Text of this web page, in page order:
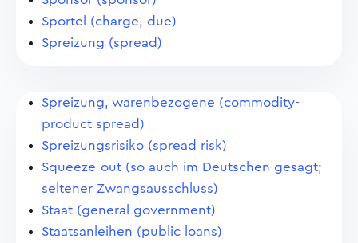
Sportel (charge, due)
Spreizung (spread)
Spreizung, warenbezogene (commodity-
product spread)
Spreizungsrisiko (spread risk)
Squeeze-out (so auch im Deutschen gesagt;
seltener Zwangsausschluss)
Staat (general government)
Staatsanleihen (public loans)